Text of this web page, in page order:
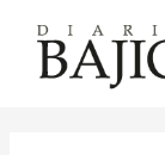
contenido